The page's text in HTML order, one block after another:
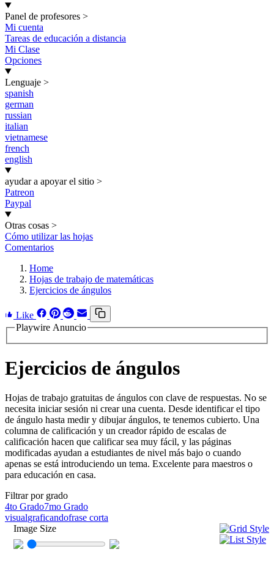
Panel de profesores >
Mi cuenta
Tareas de educación a distancia
Mi Clase
Opciones
Lenguaje >
spanish
german
russian
italian
vietnamese
french
english
ayudar a apoyar el sitio >
Patreon
Paypal
Otras cosas >
Cómo utilizar las hojas
Comentarios
Home
Hojas de trabajo de matemáticas
Ejercicios de ángulos
Like
Playwire Anuncio
Ejercicios de ángulos
Hojas de trabajo gratuitas de ángulos con clave de respuestas. No se
necesita iniciar sesión ni crear una cuenta. Desde identificar el tipo
de ángulo hasta medir y dibujar ángulos, te tenemos cubierto. Una
columna de calificación y un creador rápido de escalas de
calificación hacen que calificar sea muy fácil, y las páginas
modificadas ayudan a estudiantes de nivel más bajo o cuando
apenas se está introduciendo un tema. Excelente para maestros o
para educación en casa.
Filtrar por grado
4to Grado7mo Grado
visualgraficandofrase corta
Image Size